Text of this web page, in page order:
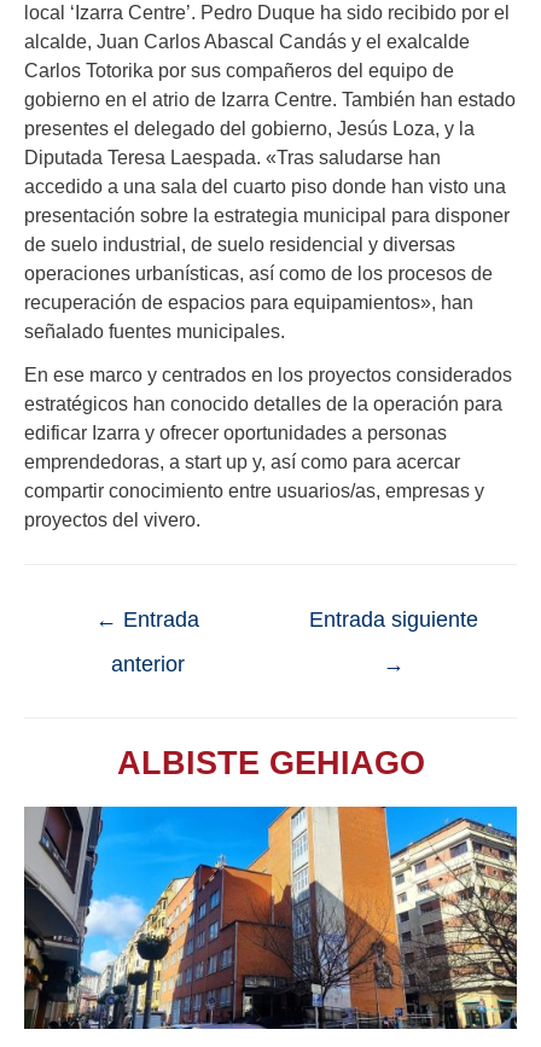
local ‘Izarra Centre’. Pedro Duque ha sido recibido por el
alcalde, Juan Carlos Abascal Candás y el exalcalde
Carlos Totorika por sus compañeros del equipo de
gobierno en el atrio de Izarra Centre. También han estado
presentes el delegado del gobierno, Jesús Loza, y la
Diputada Teresa Laespada. «Tras saludarse han
accedido a una sala del cuarto piso donde han visto una
presentación sobre la estrategia municipal para disponer
de suelo industrial, de suelo residencial y diversas
operaciones urbanísticas, así como de los procesos de
recuperación de espacios para equipamientos», han
señalado fuentes municipales.
En ese marco y centrados en los proyectos considerados
estratégicos han conocido detalles de la operación para
edificar Izarra y ofrecer oportunidades a personas
emprendedoras, a start up y, así como para acercar
compartir conocimiento entre usuarios/as, empresas y
proyectos del vivero.
← Entrada
anterior
Entrada siguiente
→
ALBISTE GEHIAGO